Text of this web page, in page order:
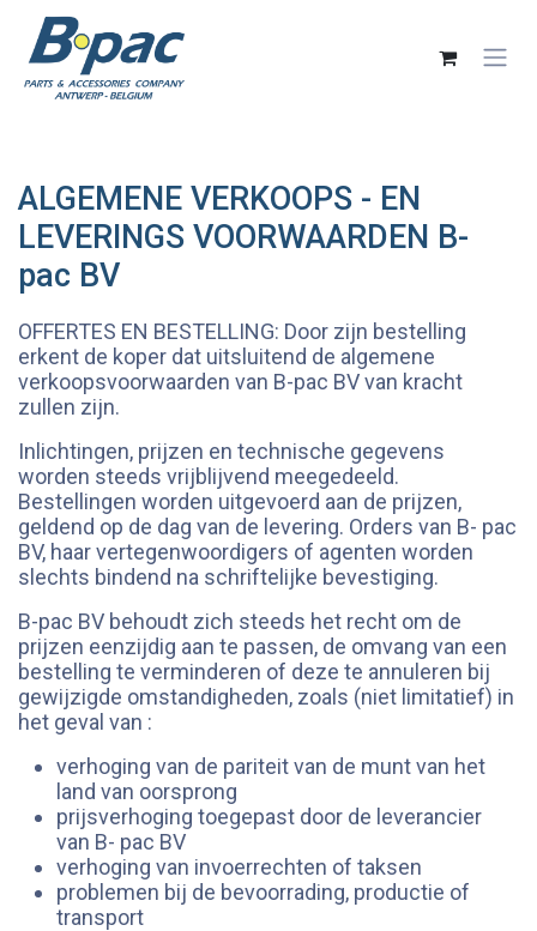
Overslaan naar inhoud
ALGEMENE VERKOOPS - EN
LEVERINGS VOORWAARDEN B-
pac BV
OFFERTES EN BESTELLING: Door zijn bestelling
erkent de koper dat uitsluitend de algemene
verkoopsvoorwaarden van B-pac BV van kracht
zullen zijn.
Inlichtingen, prijzen en technische gegevens
worden steeds vrijblijvend meegedeeld.
Bestellingen worden uitgevoerd aan de prijzen,
geldend op de dag van de levering. Orders van B- pac
BV, haar vertegenwoordigers of agenten worden
slechts bindend na schriftelijke bevestiging.
B-pac BV behoudt zich steeds het recht om de
prijzen eenzijdig aan te passen, de omvang van een
bestelling te verminderen of deze te annuleren bij
gewijzigde omstandigheden, zoals (niet limitatief) in
het geval van :
verhoging van de pariteit van de munt van het
land van oorsprong
prijsverhoging toegepast door de leverancier
van B- pac BV
verhoging van invoerrechten of taksen
problemen bij de bevoorrading, productie of
transport